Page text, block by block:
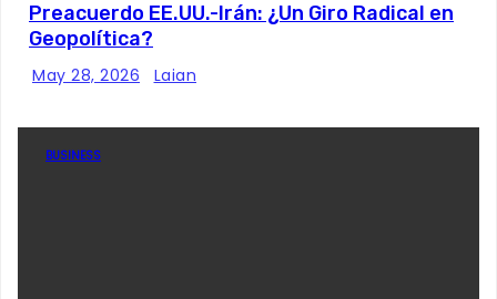
Preacuerdo EE.UU.-Irán: ¿Un Giro Radical en
Geopolítica?
May 28, 2026 Laian
BUSINESS